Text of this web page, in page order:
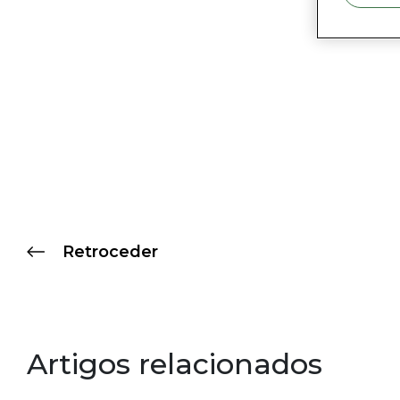
Retroceder
Artigos relacionados